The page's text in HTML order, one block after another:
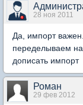
28 ноя 2011
Да, импорт
переделываем
дописать импорт
Роман
29 фев 2012